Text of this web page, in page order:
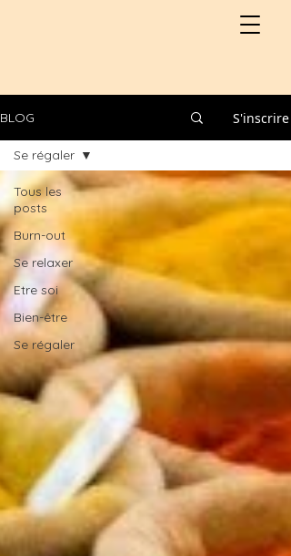
BLOG S'inscrire
Tous les
posts
Burn-out
Se relaxer
Etre soi
Bien-être
Se régaler
Se régaler